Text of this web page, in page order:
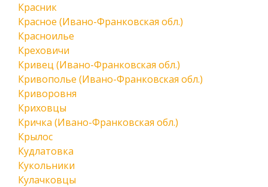
Красник
Красное (Ивано-Франковская обл.)
Красноилье
Креховичи
Кривец (Ивано-Франковская обл.)
Кривополье (Ивано-Франковская обл.)
Криворовня
Криховцы
Кричка (Ивано-Франковская обл.)
Крылос
Кудлатовка
Кукольники
Кулачковцы